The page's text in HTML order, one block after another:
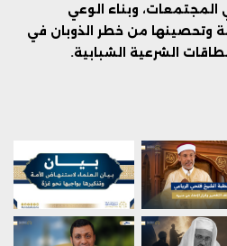
وبناء الوعي
وتحصينها من خطر الذوبان في
الشرعية الشبابية.